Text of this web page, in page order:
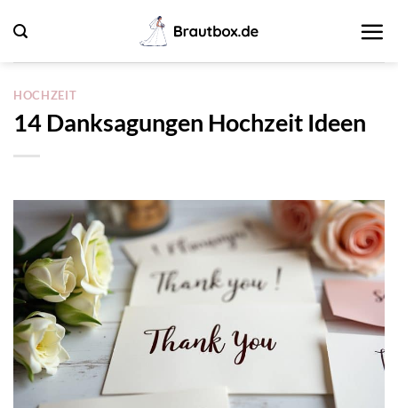
Inhalt
springen
HOCHZEIT
14 Danksagungen Hochzeit Ideen